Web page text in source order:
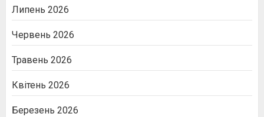
Липень 2026
Червень 2026
Травень 2026
Квітень 2026
Березень 2026